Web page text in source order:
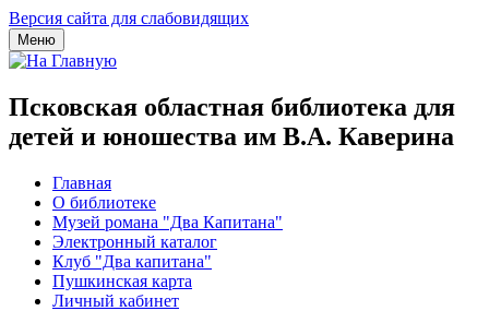
Версия сайта для слабовидящих
Меню
Псковская областная библиотека для
детей и юношества им В.А. Каверина
Главная
О библиотеке
Музей романа "Два Капитана"
Электронный каталог
Клуб "Два капитана"
Пушкинская карта
Личный кабинет